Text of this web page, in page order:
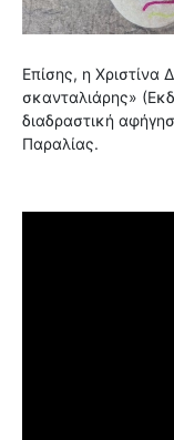
Επίσης, η Χριστίνα
σκανταλιάρης»
διαδραστική
Παραλίας.